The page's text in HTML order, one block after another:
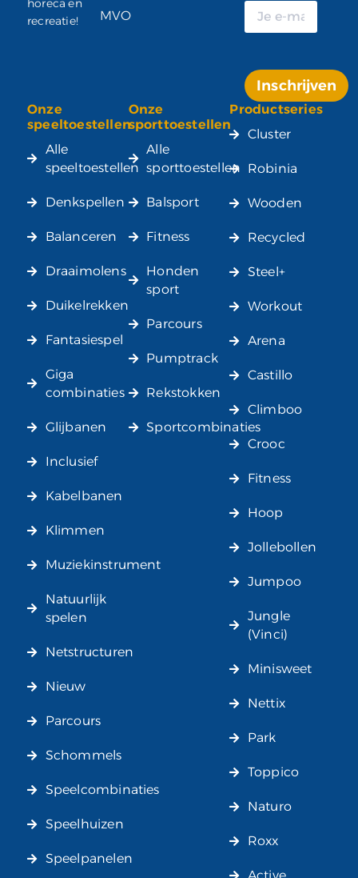
horeca en
recreatie!
MVO
Inschrijven
Alternative:
Onze
speeltoestellen
Alle
speeltoestellen
Denkspellen
Balanceren
Draaimolens
Duikelrekken
Fantasiespel
Giga
combinaties
Glijbanen
Inclusief
Kabelbanen
Klimmen
Muziekinstrument
Natuurlijk
spelen
Netstructuren
Nieuw
Parcours
Schommels
Speelcombinaties
Speelhuizen
Speelpanelen
Onze
sporttoestellen
Alle
sporttoestellen
Balsport
Fitness
Honden
sport
Parcours
Pumptrack
Rekstokken
Sportcombinaties
Productseries
Cluster
Robinia
Wooden
Recycled
Steel+
Workout
Arena
Castillo
Climboo
Crooc
Fitness
Hoop
Jollebollen
Jumpoo
Jungle
(Vinci)
Minisweet
Nettix
Park
Toppico
Naturo
Roxx